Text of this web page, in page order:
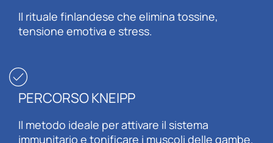
Il rituale finlandese che elimina tossine,
tensione emotiva e stress.
PERCORSO KNEIPP
Il metodo ideale per attivare il sistema
immunitario e tonificare i muscoli delle gambe.